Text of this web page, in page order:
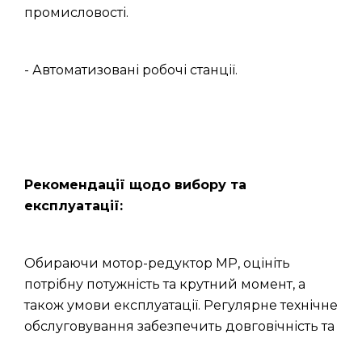
промисловості.
- Автоматизовані робочі станції.
Рекомендації щодо вибору та
експлуатації:
Обираючи мотор-редуктор МР, оцініть
потрібну потужність та крутний момент, а
також умови експлуатації. Регулярне технічне
обслуговування забезпечить довговічність та